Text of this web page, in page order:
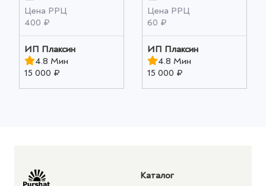
Цена РРЦ
400 ₽
ИП Плаксин
4.8 Мин
15 000 ₽
Цена РРЦ
60 ₽
ИП Плаксин
4.8 Мин
15 000 ₽
Каталог